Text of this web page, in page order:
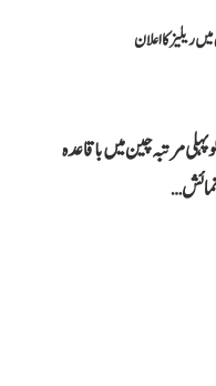
ریلیز کا اعلان
پہلی مرتبہ چین میں باقاعدہ